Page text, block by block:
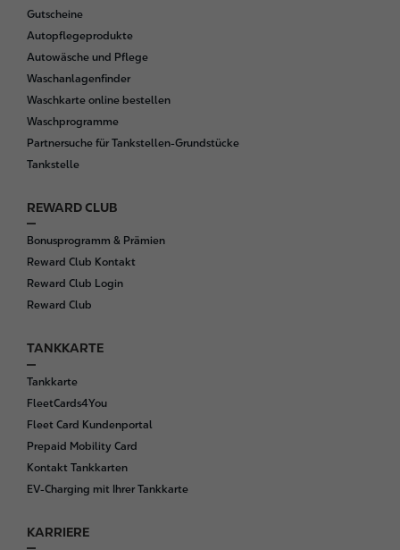
Gutscheine
Autopflegeprodukte
Autowäsche und Pflege
Waschanlagenfinder
Waschkarte online bestellen
Waschprogramme
Partnersuche für Tankstellen-Grundstücke
Tankstelle
REWARD CLUB
Bonusprogramm & Prämien
Reward Club Kontakt
Reward Club Login
Reward Club
TANKKARTE
Tankkarte
FleetCards4You
Fleet Card Kundenportal
Prepaid Mobility Card
Kontakt Tankkarten
EV-Charging mit Ihrer Tankkarte
KARRIERE